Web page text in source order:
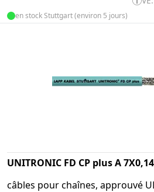
en stock Stuttgart (environ 5 jours)
UNITRONIC FD CP plus A 7X0,14
câbles pour chaînes, approuvé